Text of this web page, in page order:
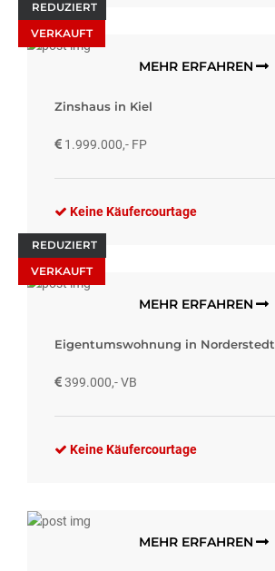
VERKAUFT
REDUZIERT
MEHR ERFAHREN
Zinshaus in Kiel
1.999.000,- FP
Keine Käufercourtage
VERKAUFT
REDUZIERT
MEHR ERFAHREN
Eigentumswohnung in Norderstedt
399.000,- VB
Keine Käufercourtage
MEHR ERFAHREN